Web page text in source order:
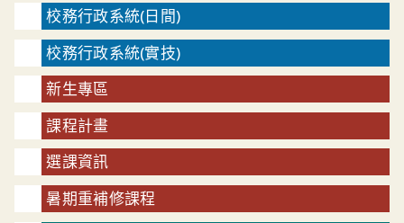
校務行政系統(日間)
校務行政系統(實技)
新生專區
課程計畫
選課資訊
暑期重補修課程